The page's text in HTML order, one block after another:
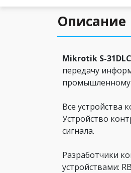
Описание
Mikrotik S-
передачу
промышленному
Все устройства
Устройство
сигнала.
Разработчики
устройствами: